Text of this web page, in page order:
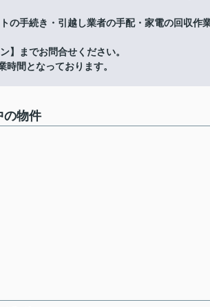
の手続き・引越し業者の手配・家電の回収作
】までお問合せください。
時間となっております。
の物件